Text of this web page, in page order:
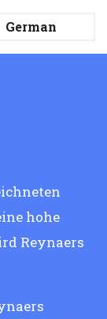
hohe
Reynaers